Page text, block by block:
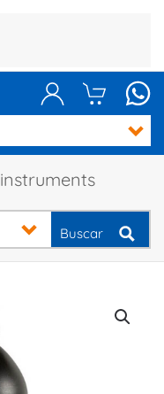
Buscar